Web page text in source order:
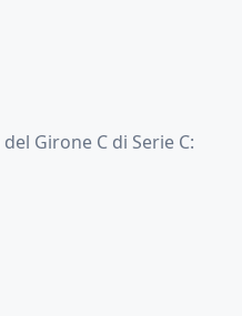
del Girone C di Serie C: